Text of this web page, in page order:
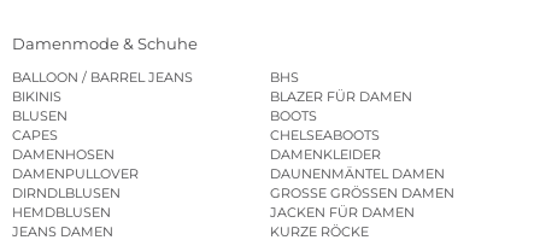
Damenmode & Schuhe
BALLOON / BARREL JEANS
BHS
BIKINIS
BLAZER FÜR DAMEN
BLUSEN
BOOTS
CAPES
CHELSEABOOTS
DAMENHOSEN
DAMENKLEIDER
DAMENPULLOVER
DAUNENMÄNTEL DAMEN
DIRNDLBLUSEN
GROSSE GRÖSSEN DAMEN
HEMDBLUSEN
JACKEN FÜR DAMEN
JEANS DAMEN
KURZE RÖCKE